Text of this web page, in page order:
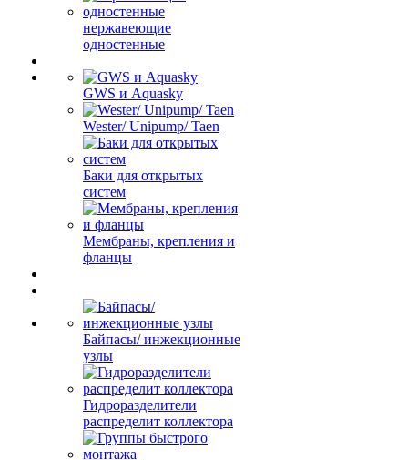
нержавеющие
одностенные
GWS и Aquasky
Wester/ Unipump/ Taen
Баки для открытых
систем
Мембраны, крепления и
фланцы
Байпасы/ инжекционные
узлы
Гидроразделители
распределит коллектора